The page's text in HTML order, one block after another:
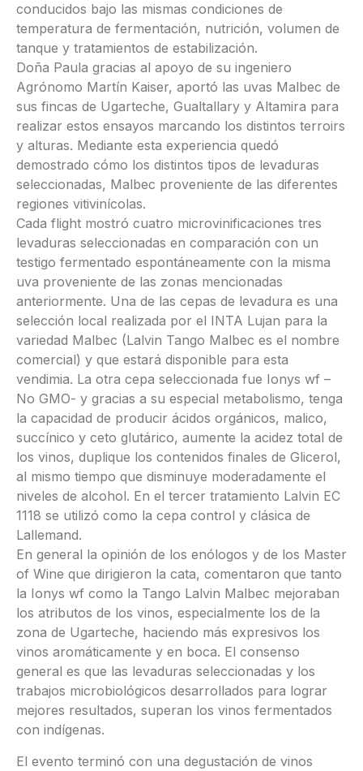
conducidos bajo las mismas condiciones de
temperatura de fermentación, nutrición, volumen de
tanque y tratamientos de estabilización.
Doña Paula gracias al apoyo de su ingeniero
Agrónomo Martín Kaiser, aportó las uvas Malbec de
sus fincas de Ugarteche, Gualtallary y Altamira para
realizar estos ensayos marcando los distintos terroirs
y alturas. Mediante esta experiencia quedó
demostrado cómo los distintos tipos de levaduras
seleccionadas, Malbec proveniente de las diferentes
regiones vitivinícolas.
Cada flight mostró cuatro microvinificaciones tres
levaduras seleccionadas en comparación con un
testigo fermentado espontáneamente con la misma
uva proveniente de las zonas mencionadas
anteriormente. Una de las cepas de levadura es una
selección local realizada por el INTA Lujan para la
variedad Malbec (Lalvin Tango Malbec es el nombre
comercial) y que estará disponible para esta
vendimia. La otra cepa seleccionada fue Ionys wf –
No GMO- y gracias a su especial metabolismo, tenga
la capacidad de producir ácidos orgánicos, malico,
succínico y ceto glutárico, aumente la acidez total de
los vinos, duplique los contenidos finales de Glicerol,
al mismo tiempo que disminuye moderadamente el
niveles de alcohol. En el tercer tratamiento Lalvin EC
1118 se utilizó como la cepa control y clásica de
Lallemand.
En general la opinión de los enólogos y de los Master
of Wine que dirigieron la cata, comentaron que tanto
la Ionys wf como la Tango Lalvin Malbec mejoraban
los atributos de los vinos, especialmente los de la
zona de Ugarteche, haciendo más expresivos los
vinos aromáticamente y en boca. El consenso
general es que las levaduras seleccionadas y los
trabajos microbiológicos desarrollados para lograr
mejores resultados, superan los vinos fermentados
con indígenas.
El evento terminó con una degustación de vinos